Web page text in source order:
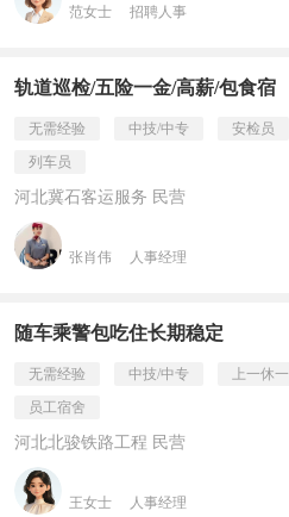
范女士 招聘人事
轨道巡检/五险一金/高薪/包食宿
无需经验 中技/中专 安检员
列车员
河北冀石客运服务 民营
张肖伟 人事经理
随车乘警包吃住长期稳定
无需经验 中技/中专 上一休一
员工宿舍
河北北骏铁路工程 民营
王女士 人事经理